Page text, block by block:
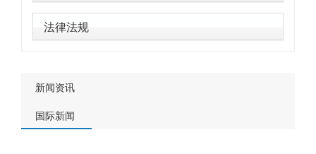
法律法规
新闻资讯
国际新闻